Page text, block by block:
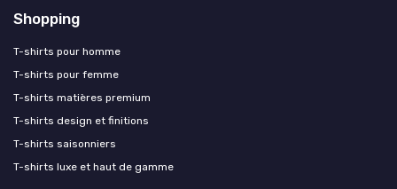
Shopping
T-shirts pour homme
T-shirts pour femme
T-shirts matières premium
T-shirts design et finitions
T-shirts saisonniers
T-shirts luxe et haut de gamme